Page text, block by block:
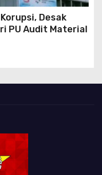
Desak
PU Audit Material
No :
2026